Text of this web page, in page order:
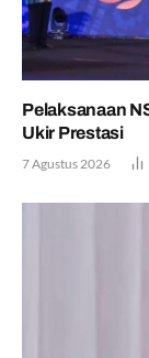
Pelaksanaan
Ukir Prestasi
7 Agustus 2026